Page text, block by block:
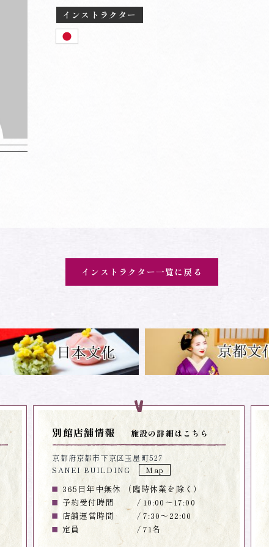
インストラクター
インストラクター一覧に戻る
別館店舗情報 施設の詳細はこちら
京都府京都市下京区玉屋町527
SANEI BUILDING
Map
365日年中無休 （臨時休業を除く）
予約受付時間
10:00～17:00
店舗運営時間
7:30～22:00
定員
71名